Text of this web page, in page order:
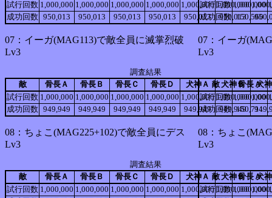
試行回数 1,000,000 1,000,000 1,000,000 1,000,000 1,000,000 1,000,000
成功回数 950,013 950,013 950,013 950,013 950,013 950,013
07：イーガ(MAG113)で敵全員に滅掌烈破
Lv3
調査結果
敵
骨長Ａ 骨長Ｂ 骨長Ｃ 骨長Ｄ 犬神Ａ 犬神Ｂ
犬
試行回数 1,000,000 1,000,000 1,000,000 1,000,000 1,000,000 1,000,000
成功回数 949,949 949,949 949,949 949,949 949,949 949,949
08：ちょこ(MAG225+102)で敵全員にデス
Lv3
調査結果
敵
骨長Ａ 骨長Ｂ 骨長Ｃ 骨長Ｄ 犬神Ａ 犬神Ｂ
犬
試行回数 1,000,000 1,000,000 1,000,000 1,000,000 1,000,000 1,000,000
試行回数 1,000,000
成功回数 150,560
07：イーガ
Lv3
敵
骨長Ａ
試行回数 1,000,000
成功回数 150,711
08：ちょこ
Lv3
敵
骨長Ａ
試行回数 1,000,000